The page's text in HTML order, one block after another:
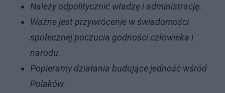
Należy odpolitycznić władzę i administrację.
Ważne jest przywrócenie w świadomości
społecznej poczucia godności człowieka i
narodu.
Popieramy działania budujące jedność wśród
Polaków.